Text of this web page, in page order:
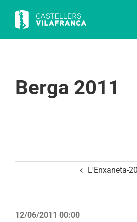
content
Berga 2011
L'Enxaneta-
12/06/2011 00:00